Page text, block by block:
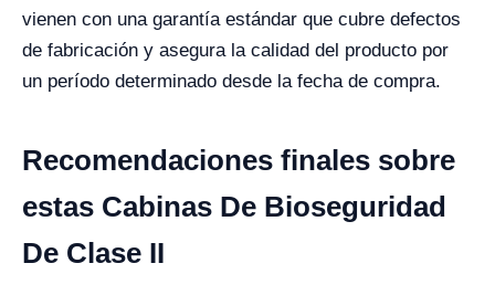
vienen con una garantía estándar que cubre defectos
de fabricación y asegura la calidad del producto por
un período determinado desde la fecha de compra.
Recomendaciones finales sobre
estas Cabinas De Bioseguridad
De Clase II